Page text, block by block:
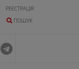
РЕЄСТРАЦІЯ
ПОШУК